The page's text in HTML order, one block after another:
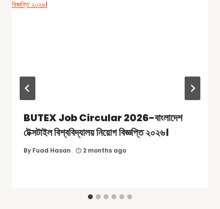
BUTEX Job Circular 2026-বাংলাদেশ
টেক্সটাইল বিশ্ববিদ্যালয় নিয়োগ বিজ্ঞপ্তি ২০২৬।
By Fuad Hasan 2 months ago